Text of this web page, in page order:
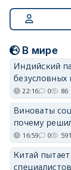
В мире
Индийский
безусловных
22:16 0 86
Виноваты
почему
16:59 0 591
Китай